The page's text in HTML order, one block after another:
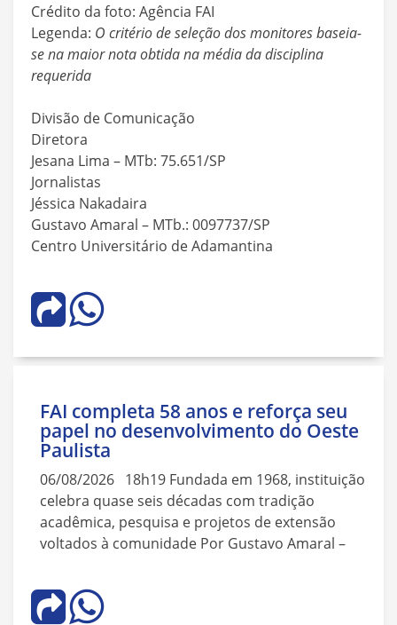
Crédito da foto: Agência FAI
Legenda: O critério de seleção dos monitores baseia-
se na maior nota obtida na média da disciplina
requerida
Divisão de Comunicação
Diretora
Jesana Lima – MTb: 75.651/SP
Jornalistas
Jéssica Nakadaira
Gustavo Amaral – MTb.: 0097737/SP
Centro Universitário de Adamantina
FAI completa 58 anos e reforça seu
papel no desenvolvimento do Oeste
Paulista
06/08/2026 18h19 Fundada em 1968, instituição
celebra quase seis décadas com tradição
acadêmica, pesquisa e projetos de extensão
voltados à comunidade Por Gustavo Amaral –